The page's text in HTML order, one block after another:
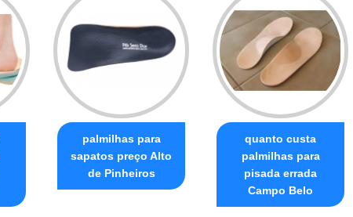
palmilhas para
sapatos preço Alto
de Pinheiros
quanto custa
palmilhas para
pisada errada
Campo Belo